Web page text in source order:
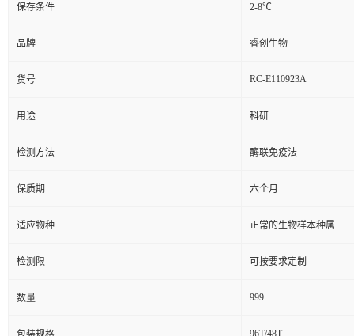
保存条件 2-8℃
品牌 睿创生物
货号 RC-E110923A
用途 科研
检测方法 酶联免疫法
保质期 六个月
适应物种 正常的生物样本种属
检测限 可按要求定制
数量 999
96T/48T